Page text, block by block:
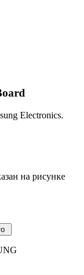
Electronics.
на рисунке